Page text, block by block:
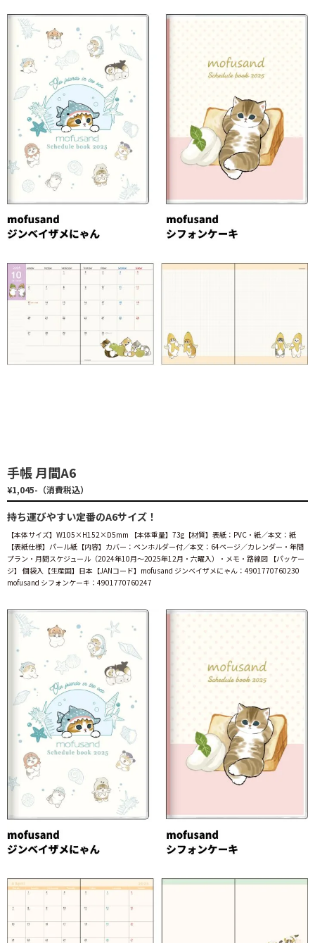
手帳 月間A6
¥1,045-（消費税込）
持ち運びやすい定番のA6サイズ！
【本体サイズ】W105×H152×D5mm 【本体重量】73g【材質】表紙：PVC・紙／本文：紙
【表紙仕様】パール紙【内容】カバー：ペンホルダー付／本文：64ページ／カレンダー・年間
プラン・月間スケジュール（2024年10月～2025年12月・六曜入）・メモ・路線図 【パッケー
ジ】 個袋入【生産国】日本【JANコード】mofusand ジンベイザメにゃん：4901770760230
mofusand シフォンケーキ：4901770760247